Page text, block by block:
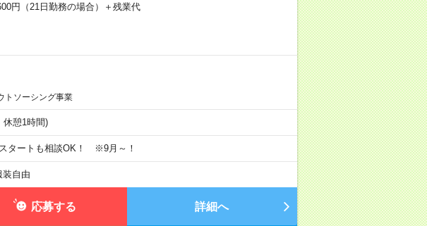
円（21日勤務の場合）＋残業代
トソーシング事業
憩1時間)
タートも相談OK！ ※9月～！
装自由
応募する 詳細へ